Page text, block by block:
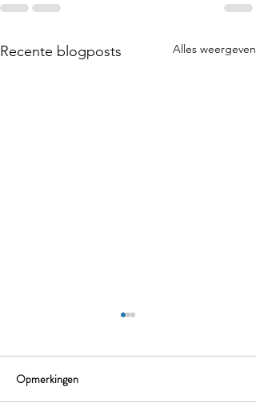
Recente blogposts Alles weergeven
Opmerkingen